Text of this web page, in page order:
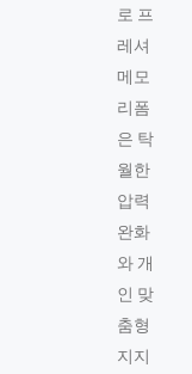
로 프
레셔
메모
리폼
은 탁
월한
압력
완화
와 개
인 맞
춤형
지지